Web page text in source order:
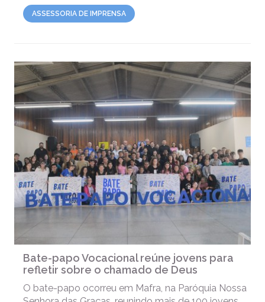
ASSESSORIA DE IMPRENSA
Bate-papo Vocacional reúne jovens para
refletir sobre o chamado de Deus
O bate-papo ocorreu em Mafra, na Paróquia Nossa